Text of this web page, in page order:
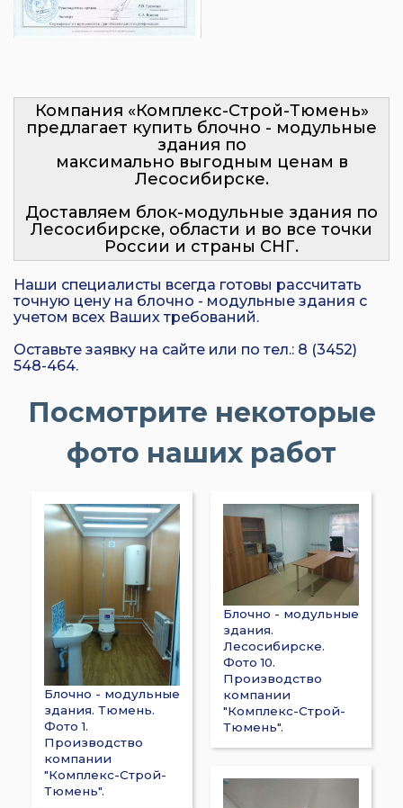
Компания «Комплекс-Строй-Тюмень»
предлагает купить блочно - модульные
здания по
максимально выгодным ценам в
Лесосибирске.
Доставляем блок-модульные здания по
Лесосибирске, области и во все точки
России и страны СНГ.
Наши специалисты всегда готовы рассчитать
точную цену на блочно - модульные здания с
учетом всех Ваших требований.
Оставьте заявку на сайте или по тел.: 8 (3452)
548-464.
​Посмотрите некоторые
фото наших работ
Блочно - модульные
здания. Тюмень.
Фото 1.
Производство
компании
"Комплекс-Строй-
Тюмень".
Блочно - модульные
здания.
Лесосибирске.
Фото 10.
Производство
компании
"Комплекс-Строй-
Тюмень".